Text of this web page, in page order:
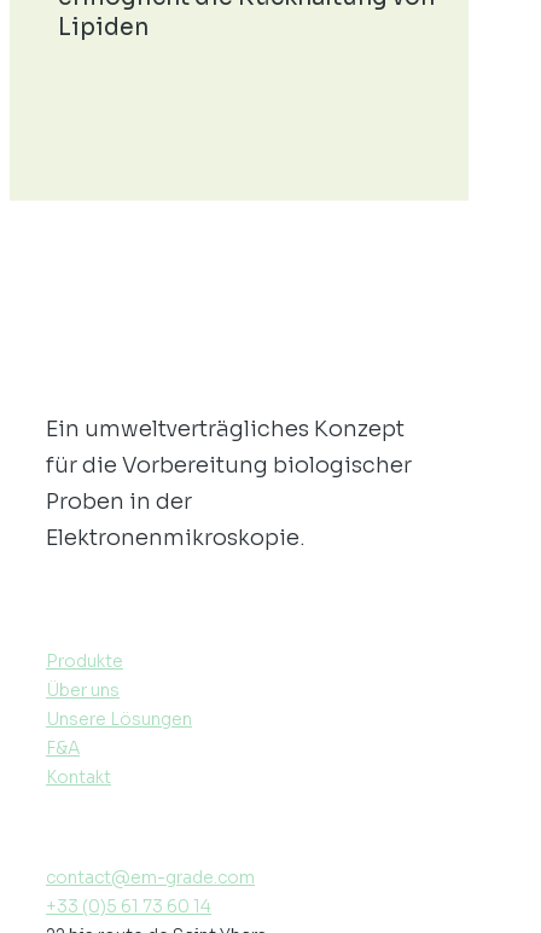
Lipiden
Ein umweltverträgliches Konzept
für die Vorbereitung biologischer
Proben in der
Elektronenmikroskopie.
Produkte
Über uns
Unsere Lösungen
F&A
Kontakt
contact@em-grade.com
+33 (0)5 61 73 60 14